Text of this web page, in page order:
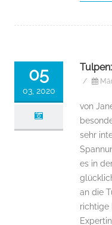
05
03, 2020
/
von
sehr
es in
an die
richtige